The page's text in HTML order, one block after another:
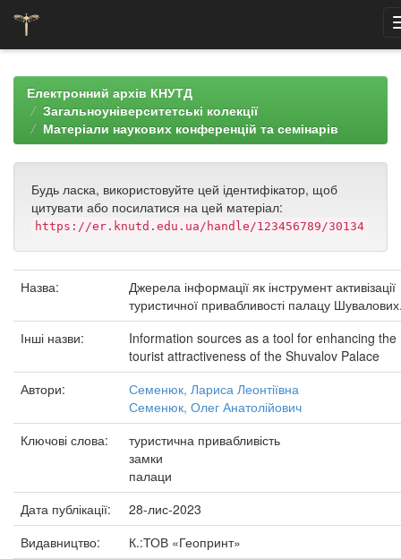
navigationЕлектронний архів КНУТД
Загальноуніверситетські колекції
Матеріали наукових конференцій та семінарів
Будь ласка, використовуйте цей ідентифікатор, щоб
цитувати або посилатися на цей матеріал:
https://er.knutd.edu.ua/handle/123456789/30134
Назва:
Джерела інформації як інструмент активізації
туристичної привабливості палацу
Інші назви:
Information sources as a tool for enhancing the
tourist attractiveness of the Shuvalov Palace
Автори:
Семенюк, Лариса Леонтіївна
Семенюк, Олег Анатолійович
Ключові слова:
туристична привабливість
замки
палаци
Дата публікації:
28-лис-2023
Видавництво:
К.:ТОВ «Геопринт»